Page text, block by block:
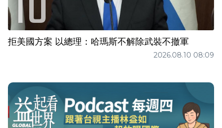
拒美國方案 以總理：哈瑪斯不解除武裝不撤軍
2026.08.10 08:09